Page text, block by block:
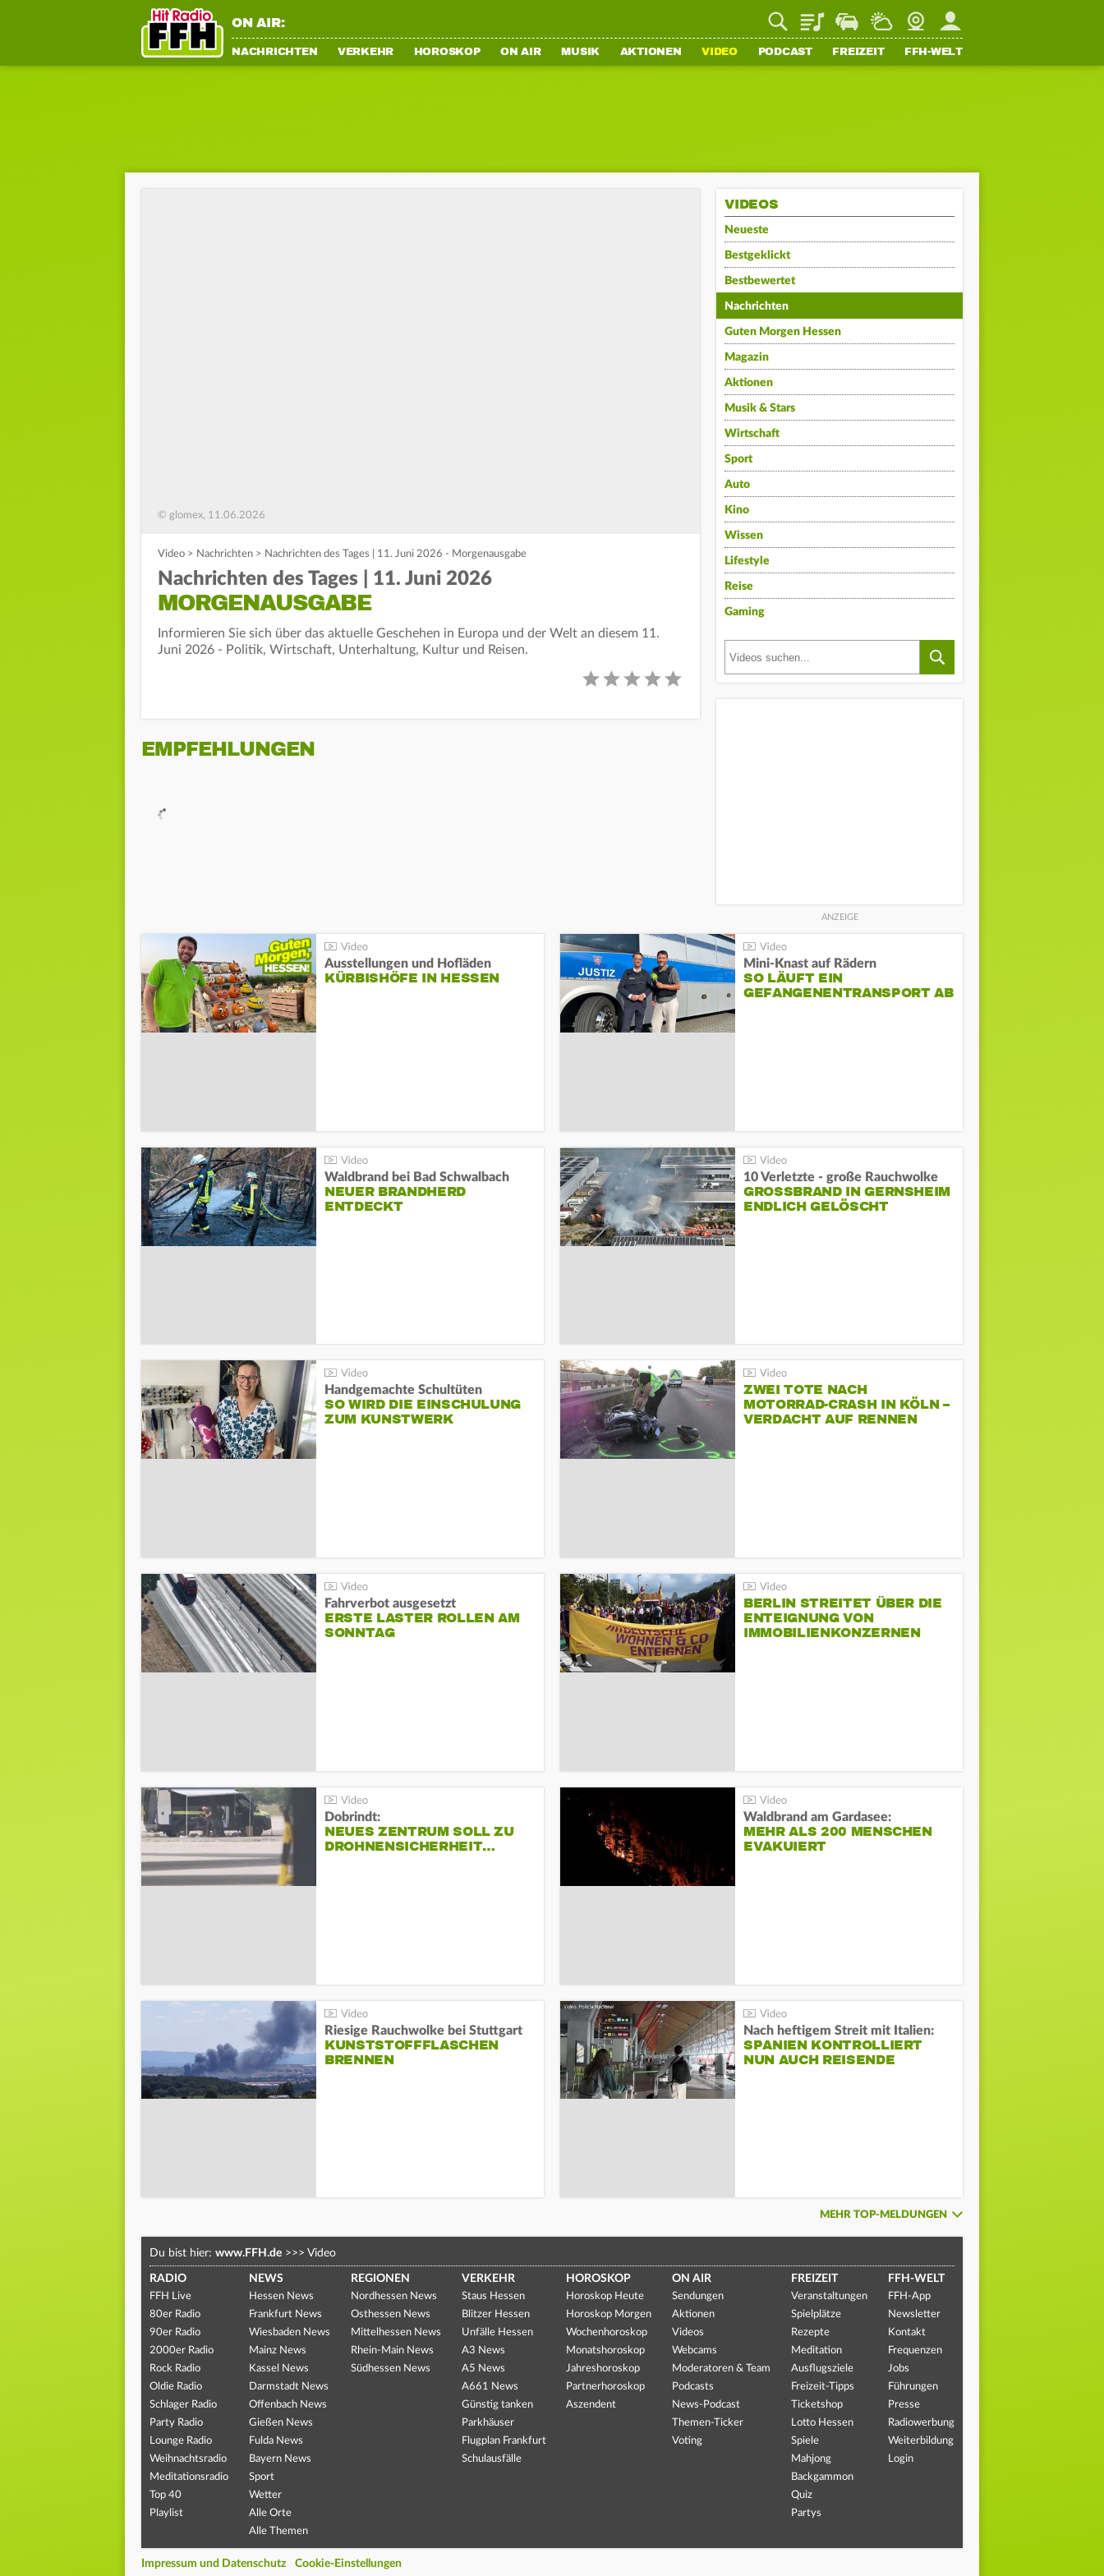
ON AIR: PlaylistStaupilotWetterWebcamMein FFH
NACHRICHTEN VERKEHR HOROSKOP ON AIR MUSIK AKTIONEN VIDEO PODCAST FREIZEIT FFH-WELT
© glomex, 11.06.2026
Video > Nachrichten > Nachrichten des Tages | 11. Juni 2026 - Morgenausgabe
Nachrichten des Tages | 11. Juni 2026
MORGENAUSGABE
Informieren Sie sich über das aktuelle Geschehen in Europa und der Welt an diesem 11.
Juni 2026 - Politik, Wirtschaft, Unterhaltung, Kultur und Reisen.
EMPFEHLUNGEN
VIDEOS
Neueste
Bestgeklickt
Bestbewertet
Nachrichten
Guten Morgen Hessen
Magazin
Aktionen
Musik & Stars
Wirtschaft
Sport
Auto
Kino
Wissen
Lifestyle
Reise
Gaming
Ausstellungen und Hofläden
KÜRBISHÖFE IN HESSEN
Mini-Knast auf Rädern
SO LÄUFT EIN
GEFANGENENTRANSPORT AB
Waldbrand bei Bad Schwalbach
NEUER BRANDHERD
ENTDECKT
10 Verletzte - große Rauchwolke
GROSSBRAND IN GERNSHEIM E
NDLICH GELÖSCHT
Handgemachte Schultüten
SO WIRD DIE EINSCHULUNG
ZUM KUNSTWERK
ZWEI TOTE NACH
MOTORRAD-CRASH IN KÖLN –
VERDACHT AUF RENNEN
Fahrverbot ausgesetzt
ERSTE LASTER ROLLEN AM
SONNTAG
BERLIN STREITET ÜBER DIE
ENTEIGNUNG VON
IMMOBILIENKONZERNEN
Dobrindt:
NEUES ZENTRUM SOLL ZU
DROHNENSICHERHEIT…
Waldbrand am Gardasee:
MEHR ALS 200 MENSCHEN
EVAKUIERT
Riesige Rauchwolke bei Stuttgart
KUNSTSTOFFFLASCHEN
BRENNEN
Nach heftigem Streit mit Italien:
SPANIEN KONTROLLIERT
NUN AUCH REISENDE
MEHR TOP-MELDUNGEN
Du bist hier: www.FFH.de >>> Video
RADIO
FFH Live
80er Radio
90er Radio
2000er Radio
Rock Radio
Oldie Radio
Schlager Radio
Party Radio
Lounge Radio
Weihnachtsradio
Meditationsradio
Top 40
Playlist
NEWS
Hessen News
Frankfurt News
Wiesbaden News
Mainz News
Kassel News
Darmstadt News
Offenbach News
Gießen News
Fulda News
Bayern News
Sport
Wetter
Alle Orte
Alle Themen
REGIONEN
Nordhessen News
Osthessen News
Mittelhessen News
Rhein-Main News
Südhessen News
VERKEHR
Staus Hessen
Blitzer Hessen
Unfälle Hessen
A3 News
A5 News
A661 News
Günstig tanken
Parkhäuser
Flugplan Frankfurt
Schulausfälle
HOROSKOP
Horoskop Heute
Horoskop Morgen
Wochenhoroskop
Monatshoroskop
Jahreshoroskop
Partnerhoroskop
Aszendent
ON AIR
Sendungen
Aktionen
Videos
Webcams
Moderatoren & Team
Podcasts
News-Podcast
Themen-Ticker
Voting
FREIZEIT
Veranstaltungen
Spielplätze
Rezepte
Meditation
Ausflugsziele
Freizeit-Tipps
Ticketshop
Lotto Hessen
Spiele
Mahjong
Backgammon
Quiz
Partys
FFH-WELT
FFH-App
Newsletter
Kontakt
Frequenzen
Jobs
Führungen
Presse
Radiowerbung
Weiterbildung
Login
Impressum und Datenschutz Cookie-Einstellungen